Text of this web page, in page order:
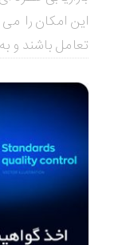
این امکان را
تعامل باشند و